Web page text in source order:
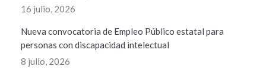
16 julio, 2026
Nueva convocatoria de Empleo Público estatal para
personas con discapacidad intelectual
8 julio, 2026